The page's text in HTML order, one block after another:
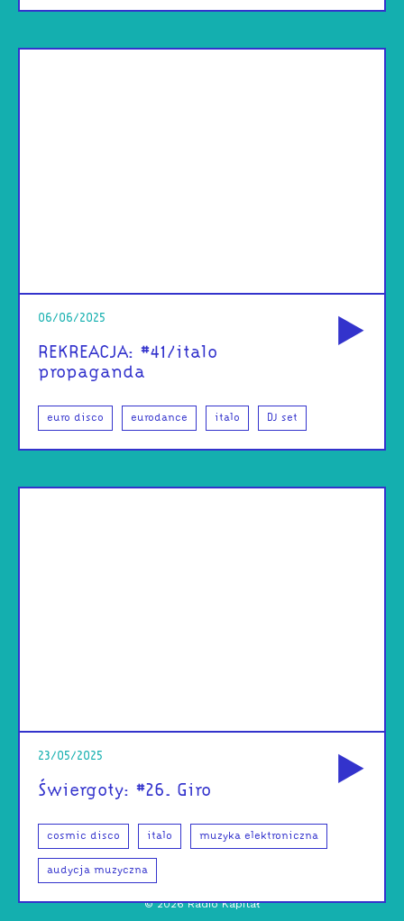
06/06/2025
REKREACJA: #41/italo
propaganda
euro disco eurodance italo DJ set
23/05/2025
Świergoty: #26. Giro
cosmic disco italo muzyka elektroniczna
audycja muzyczna
©2026 Radio Kapitał